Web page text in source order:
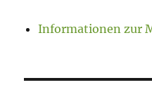
Informationen zur